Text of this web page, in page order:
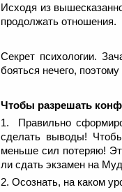
Исходя из
продолжать отношения.
Секрет психологии.
бояться нечего,
Чтобы разрешать
1. Правильно
сделать выводы!
меньше сил потеряю!
ли сдать экзамен на
2. Осознать, на каком